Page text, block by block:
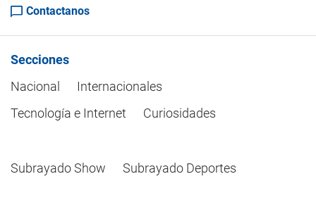
Contactanos
Secciones
Nacional
Internacionales
Tecnología e Internet
Curiosidades
Subrayado Show Subrayado Deportes